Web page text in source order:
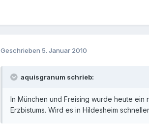
Geschrieben 5. Januar 2010
aquisgranum schrieb:
In München und Freising wurde heute
Erzbistums. Wird es in Hildesheim